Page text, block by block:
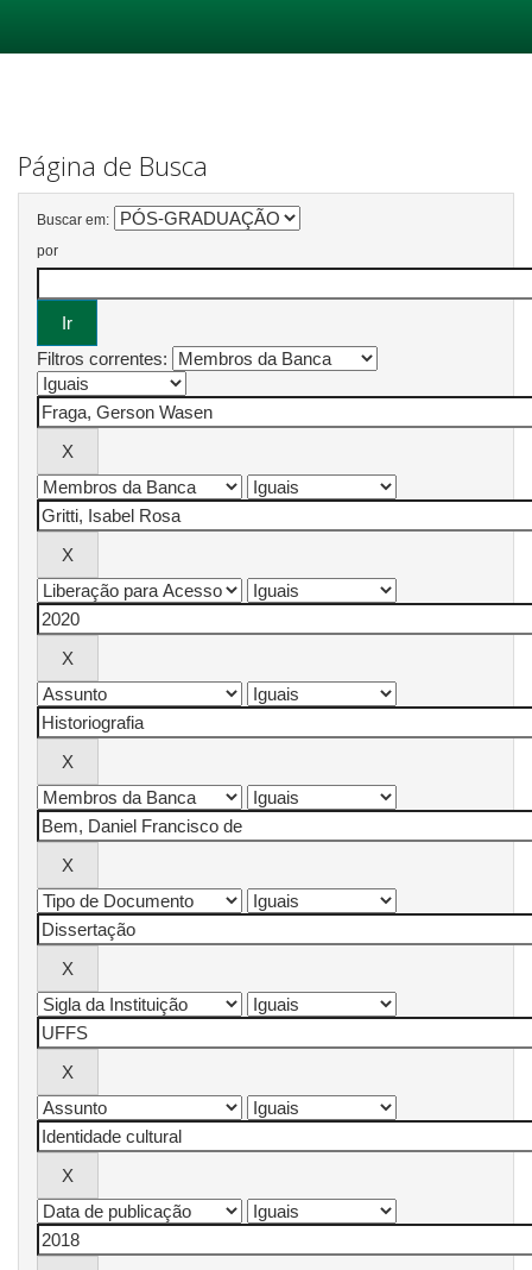
Página de Busca
Buscar em:
por
Filtros correntes: